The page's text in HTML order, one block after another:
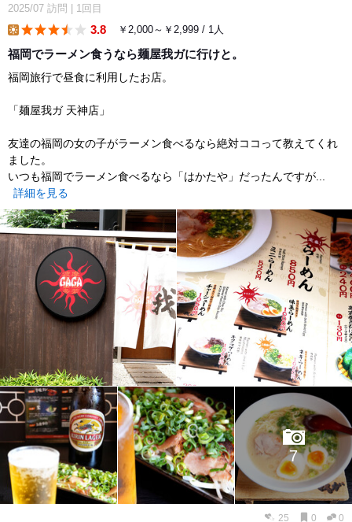
2025/07 訪問 1回目
3.8 ￥2,000～￥2,999 / 1人
福岡でラーメン食うなら麺屋我ガに行けと。
福岡旅行で昼食に利用したお店。
「麺屋我ガ 天神店」
友達の福岡の女の子がラーメン食べるなら絶対ココって教えてくれ
ました。
いつも福岡でラーメン食べるなら「はかたや」だったんですが...
詳細を見る
7
25 0 0